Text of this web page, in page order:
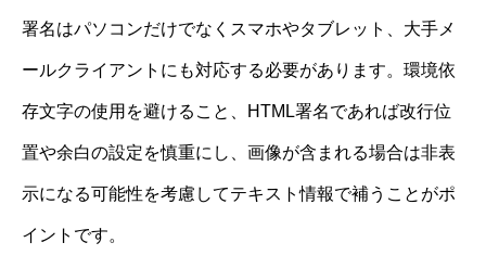
署名はパソコンだけでなくスマホやタブレット、大手メ
ールクライアントにも対応する必要があります。環境依
存文字の使用を避けること、HTML署名であれば改行位
置や余白の設定を慎重にし、画像が含まれる場合は非表
示になる可能性を考慮してテキスト情報で補うことがポ
イントです。